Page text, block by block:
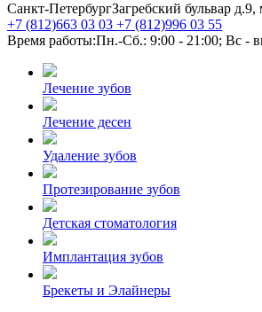
Санкт-ПетербургЗагребский бульвар
+7 (812)663 03 03 +7 (812)996 03 55
Время работы:Пн.-Сб.: 9:00 - 21:00; Вс -
Лечение зубов
Лечение десен
Удаление зубов
Протезирование зубов
Детская стоматология
Имплантация зубов
Брекеты и Элайнеры